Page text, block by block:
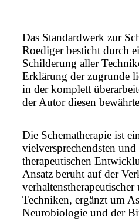
Das Standardwerk zur
Roediger besticht durch
Schilderung aller
Erklärung der zugrunde
in der komplett
der Autor diesen
Die Schematherapie ist
vielversprechendsten
therapeutischen
Ansatz beruht auf der
Techniken, ergänzt um
Neurobiologie und der